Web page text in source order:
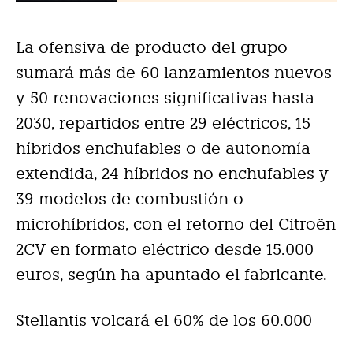
La ofensiva de producto del grupo
sumará más de 60 lanzamientos nuevos
y 50 renovaciones significativas hasta
2030, repartidos entre 29 eléctricos, 15
híbridos enchufables o de autonomía
extendida, 24 híbridos no enchufables y
39 modelos de combustión o
microhíbridos, con el retorno del Citroën
2CV en formato eléctrico desde 15.000
euros, según ha apuntado el fabricante.
Stellantis volcará el 60% de los 60.000